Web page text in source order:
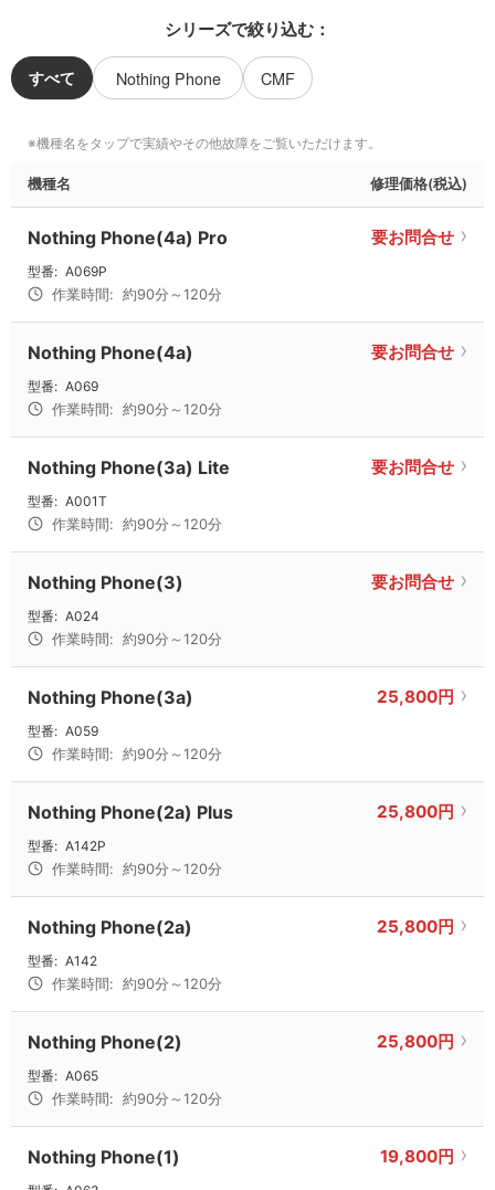
シリーズで絞り込む：
すべて Nothing Phone CMF
機種名 修理価格(税込)
Nothing Phone(4a) Pro 要お問合せ
型番: A069P
作業時間: 約90分～120分
Nothing Phone(4a) 要お問合せ
型番: A069
作業時間: 約90分～120分
Nothing Phone(3a) Lite 要お問合せ
型番: A001T
作業時間: 約90分～120分
Nothing Phone(3) 要お問合せ
型番: A024
作業時間: 約90分～120分
Nothing Phone(3a) 25,800円
型番: A059
作業時間: 約90分～120分
Nothing Phone(2a) Plus 25,800円
型番: A142P
作業時間: 約90分～120分
Nothing Phone(2a) 25,800円
型番: A142
作業時間: 約90分～120分
Nothing Phone(2) 25,800円
型番: A065
作業時間: 約90分～120分
Nothing Phone(1) 19,800円